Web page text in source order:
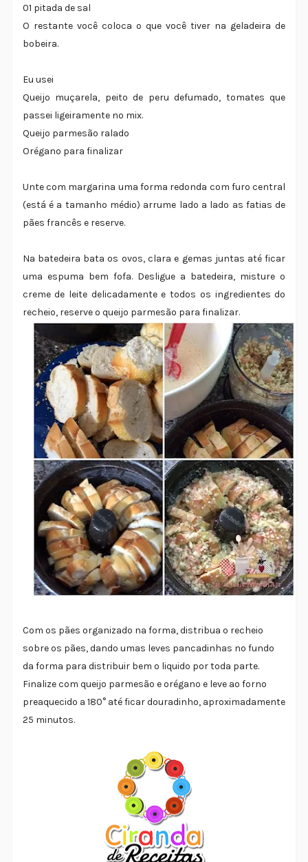
01 pitada de sal
O restante você coloca o que você tiver na geladeira de
bobeira.
Eu usei
Queijo muçarela, peito de peru defumado, tomates que
passei ligeiramente no mix.
Queijo parmesão ralado
Orégano para finalizar
Unte com margarina uma forma redonda com furo central
(está é a tamanho médio) arrume lado a lado as fatias de
pães francês e reserve.
Na batedeira bata os ovos, clara e gemas juntas até ficar
uma espuma bem fofa. Desligue a batedeira, misture o
creme de leite delicadamente e todos os ingredientes do
recheio, reserve o queijo parmesão para finalizar.
Com os pães organizado na forma, distribua o recheio
sobre os pães, dando umas leves pancadinhas no fundo
da forma para distribuir bem o liquido por toda parte.
Finalize com queijo parmesão e orégano e leve ao forno
preaquecido a 180° até ficar douradinho, aproximadamente
25 minutos.